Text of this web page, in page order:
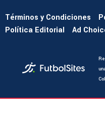
Términos y Condiciones
Política Editorial
Ad